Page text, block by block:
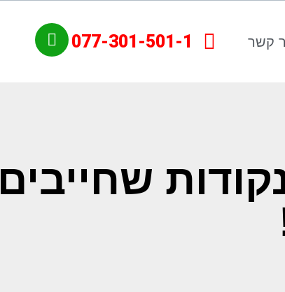
קשר 077-301-501-1
שחייבים